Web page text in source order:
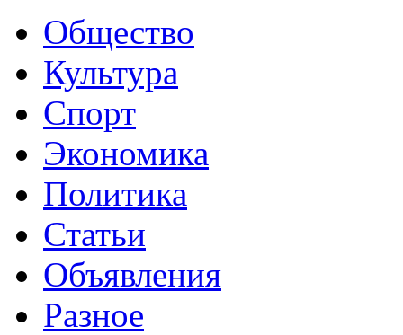
Общество
Культура
Спорт
Экономика
Политика
Статьи
Объявления
Разное